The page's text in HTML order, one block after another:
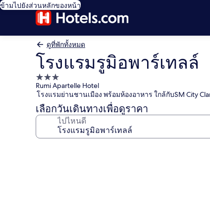
ข้ามไปยังส่วนหลักของหน้า
ดูที่พักทั้งหมด
โรงแรมรูมิอพาร์เทลล์
ที่พัก
3.0
ดาว
Rumi Apartelle Hotel
โรงแรมย่านชานเมือง พร้อมห้องอาหาร ใกล้กับSM City
เลือกวันเดินทางเพื่อดูราคา
ไปไหนดี